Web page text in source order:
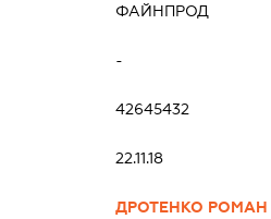
ФАЙНПРОД
-
42645432
22.11.18
ДРОТЕНКО